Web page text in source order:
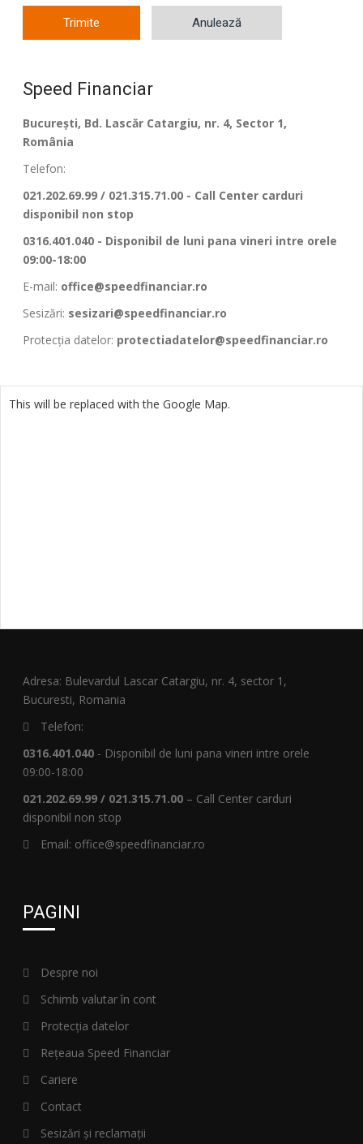
Trimite Anulează
Speed Financiar
București, Bd. Lascăr Catargiu, nr. 4, Sector 1,
România
Telefon:
021.202.69.99 / 021.315.71.00 - Call Center carduri
disponibil non stop
0316.401.040 - Disponibil de luni pana vineri intre orele
09:00-18:00
E-mail: office@speedfinanciar.ro
Sesizări: sesizari@speedfinanciar.ro
Protecția datelor: protectiadatelor@speedfinanciar.ro
This will be replaced with the Google Map.
Adresa: Bulevardul Lascar Catargiu, nr. 4, sector 1,
Bucuresti, Romania
Telefon:
0316.401.040 - Disponibil de luni pana vineri intre orele
09:00-18:00
021.202.69.99 / 021.315.71.00 – Call Center carduri
disponibil non stop
Email: office@speedfinanciar.ro
PAGINI
Despre noi
Schimb valutar în cont
Protecția datelor
Rețeaua Speed Financiar
Cariere
Contact
Sesizări și reclamații